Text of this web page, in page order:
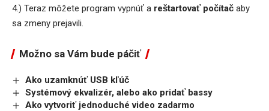
4.) Teraz môžete program vypnúť a reštartovať počítač aby
sa zmeny prejavili.
Možno sa Vám bude páčiť
Ako uzamknúť USB kľúč
Systémový ekvalizér, alebo ako pridať bassy
Ako vytvoriť jednoduché video zadarmo